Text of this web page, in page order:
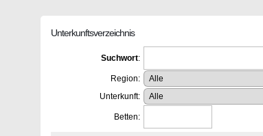
Unterkunftsverzeichnis
Suchwort:
Region:
Unterkunft:
Betten: